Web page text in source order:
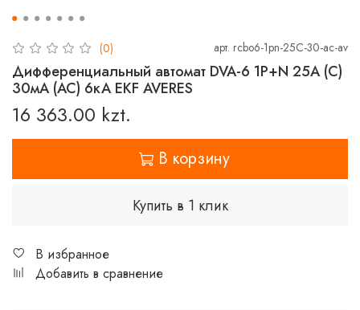
(0) арт. rcbo6-1pn-25C-30-ac-av
Дифференциальный автомат DVA-6 1P+N 25А (C)
30мА (AC) 6кА EKF AVERES
16 363.00 kzt.
В корзину
Купить в 1 клик
В избранное
Добавить в сравнение